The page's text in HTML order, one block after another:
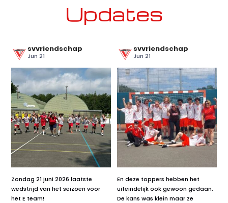
Updates
svvriendschap
Jun 21
Zondag 21 juni 2026 laatste
wedstrijd van het seizoen voor
het E team!
svvriendschap
Jun 21
En deze toppers hebben het
uiteindelijk ook gewoon gedaan.
De kans was klein maar ze